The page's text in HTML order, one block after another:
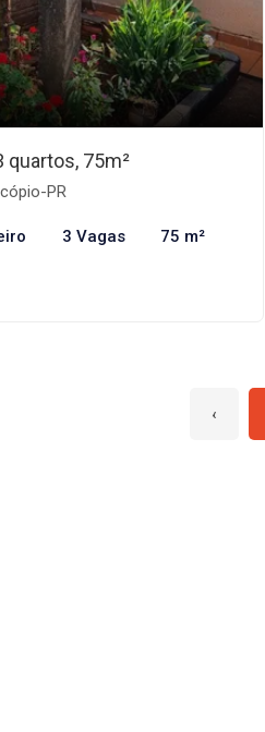
quartos, 75m²
PR
3 Vagas 75 m²
‹